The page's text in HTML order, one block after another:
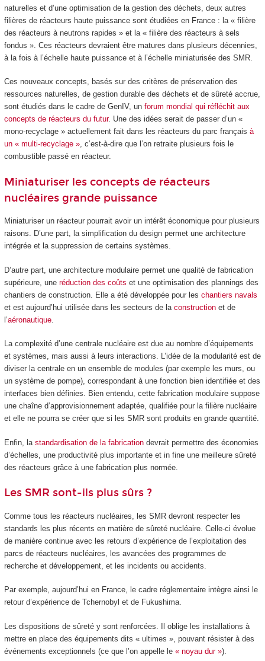
naturelles et d’une optimisation de la gestion des déchets, deux autres
filières de réacteurs haute puissance sont étudiées en France : la « filière
des réacteurs à neutrons rapides » et la « filière des réacteurs à sels
fondus ». Ces réacteurs devraient être matures dans plusieurs décennies,
à la fois à l’échelle haute puissance et à l’échelle miniaturisée des SMR.
Ces nouveaux concepts, basés sur des critères de préservation des
ressources naturelles, de gestion durable des déchets et de sûreté accrue,
sont étudiés dans le cadre de GenIV, un forum mondial qui réfléchit aux
concepts de réacteurs du futur. Une des idées serait de passer d’un «
mono-recyclage » actuellement fait dans les réacteurs du parc français à
un « multi-recyclage », c’est-à-dire que l’on retraite plusieurs fois le
combustible passé en réacteur.
Miniaturiser les concepts de réacteurs
nucléaires grande puissance
Miniaturiser un réacteur pourrait avoir un intérêt économique pour plusieurs
raisons. D’une part, la simplification du design permet une architecture
intégrée et la suppression de certains systèmes.
D’autre part, une architecture modulaire permet une qualité de fabrication
supérieure, une réduction des coûts et une optimisation des plannings des
chantiers de construction. Elle a été développée pour les chantiers navals
et est aujourd’hui utilisée dans les secteurs de la constructionet de
l’aéronautique.
La complexité d’une centrale nucléaire est due au nombre d’équipements
et systèmes, mais aussi à leurs interactions. L’idée de la modularité est de
diviser la centrale en un ensemble de modules (par exemple les murs, ou
un système de pompe), correspondant à une fonction bien identifiée et des
interfaces bien définies. Bien entendu, cette fabrication modulaire suppose
une chaîne d’approvisionnement adaptée, qualifiée pour la filière nucléaire
et elle ne pourra se créer que si les SMR sont produits en grande quantité.
Enfin, la standardisation de la fabricationdevrait permettre des économies
d’échelles, une productivité plus importante et in fine une meilleure sûreté
des réacteurs grâce à une fabrication plus normée.
Les SMR sont-ils plus sûrs ?
Comme tous les réacteurs nucléaires, les SMR devront respecter les
standards les plus récents en matière de sûreté nucléaire. Celle-ci évolue
de manière continue avec les retours d’expérience de l’exploitation des
parcs de réacteurs nucléaires, les avancées des programmes de
recherche et développement, et les incidents ou accidents.
Par exemple, aujourd’hui en France, le cadre réglementaire intègre ainsi le
retour d’expérience de Tchernobyl et de Fukushima.
Les dispositions de sûreté y sont renforcées. Il oblige les installations à
mettre en place des équipements dits « ultimes », pouvant résister à des
événements exceptionnels (ce que l’on appelle le « noyau dur »).